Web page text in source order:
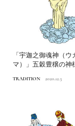
「宇迦之御魂神（ウ
マ）」五穀豊穣の神
TRADITION 2020.12.3